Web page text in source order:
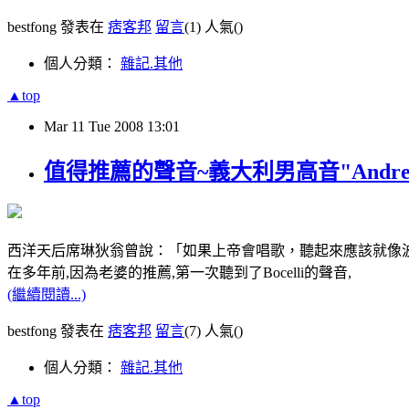
bestfong 發表在 痞客邦 留言(1) 人氣()
個人分類： 雜記.其他
▲top
Mar 11 Tue 2008 13:01
值得推薦的聲音~義大利男高音
西洋天后席琳狄翁曾說：「如果上帝會唱歌，聽起來應該就像
在多年前,因為老婆的推薦,第一次聽到了Bocelli的聲音,
(繼續閱讀...)
bestfong 發表在 痞客邦 留言(7) 人氣()
個人分類： 雜記.其他
▲top